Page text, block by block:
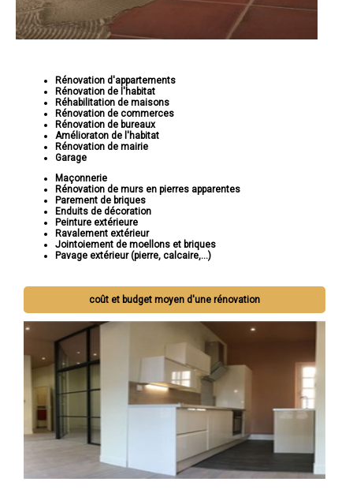
Rénovation d'appartements
Rénovation de l'habitat
Réhabilitation de maisons
Rénovation de commerces
Rénovation de bureaux
Amélioraton de l'habitat
Rénovation de mairie
Garage
Maçonnerie
Rénovation de murs en pierres apparentes
Parement de briques
Enduits de décoration
Peinture extérieure
Ravalement extérieur
Jointoiement de moellons et briques
Pavage extérieur (pierre, calcaire,...)
coût et budget moyen d'une rénovation